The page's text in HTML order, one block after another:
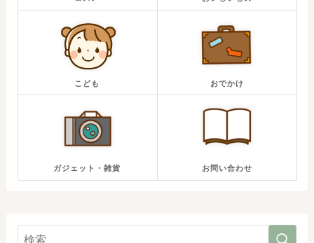
こども おでかけ
ガジェット・雑貨 お問い合わせ